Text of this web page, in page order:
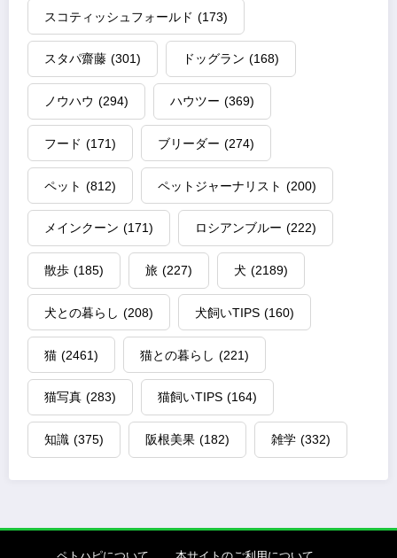
スコティッシュフォールド (173)
スタパ齋藤 (301) ドッグラン (168)
ノウハウ (294) ハウツー (369)
フード (171) ブリーダー (274)
ペット (812) ペットジャーナリスト (200)
メインクーン (171) ロシアンブルー (222)
散歩 (185) 旅 (227) 犬 (2189)
犬との暮らし (208) 犬飼いTIPS (160)
猫 (2461) 猫との暮らし (221)
猫写真 (283) 猫飼いTIPS (164)
知識 (375) 阪根美果 (182) 雑学 (332)